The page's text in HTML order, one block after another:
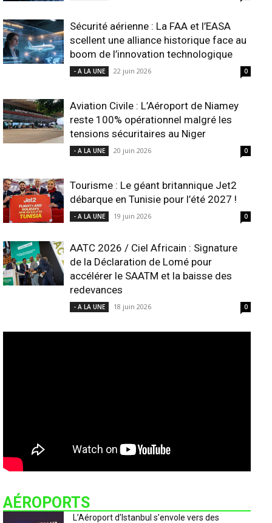
Sécurité aérienne : La FAA et l’EASA
scellent une alliance historique face au
boom de l’innovation technologique
- A LA UNE 22 juin 2026 0
Aviation Civile : L’Aéroport de Niamey
reste 100% opérationnel malgré les
tensions sécuritaires au Niger
- A LA UNE 20 juin 2026 0
Tourisme : Le géant britannique Jet2
débarque en Tunisie pour l’été 2027 !
- A LA UNE 19 juin 2026 0
AATC 2026 / Ciel Africain : Signature
de la Déclaration de Lomé pour
accélérer le SAATM et la baisse des
redevances
- A LA UNE 18 juin 2026 0
AÉROPORTS
L’Aéroport d’Istanbul s’envole vers des